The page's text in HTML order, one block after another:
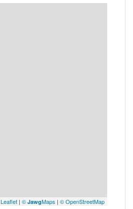
Leaflet | © JawgMaps | © OpenStreetMap